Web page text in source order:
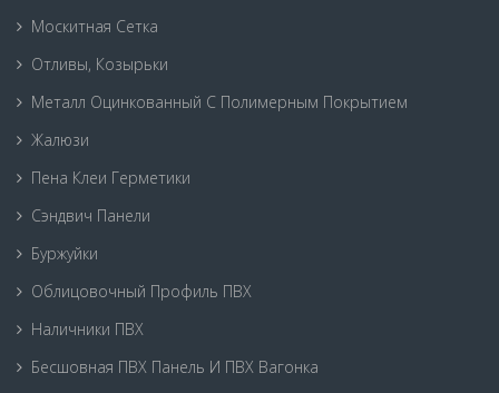
Москитная Сетка
Отливы, Козырьки
Металл Оцинкованный С Полимерным Покрытием
Жалюзи
Пена Клеи Герметики
Сэндвич Панели
Буржуйки
Облицовочный Профиль ПВХ
Наличники ПВХ
Бесшовная ПВХ Панель И ПВХ Вагонка